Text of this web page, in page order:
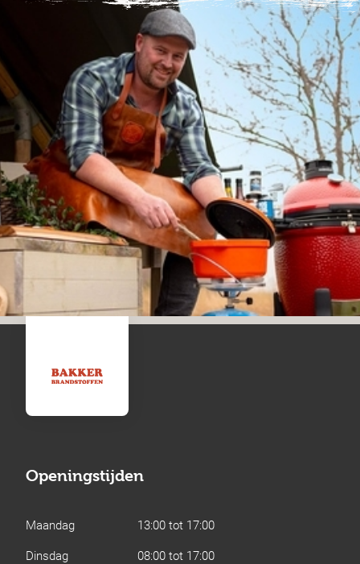
Openingstijden
Maandag
13:00 tot 17:00
Dinsdag
08:00 tot 17:00